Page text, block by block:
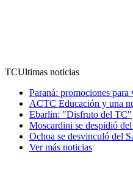
TCUltimas noticias
Paraná: promociones para
ACTC Educación y una
Ebarlin: "Disfruto del TC"
Moscardini se despidió
Ochoa se desvinculó del
Ver más noticias